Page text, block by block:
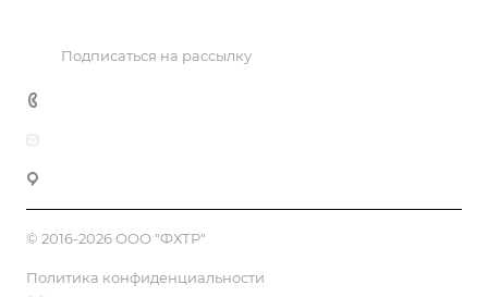
Подписаться на рассылку
© 2016-2026 ООО "ФХТР"
Политика конфиденциальности